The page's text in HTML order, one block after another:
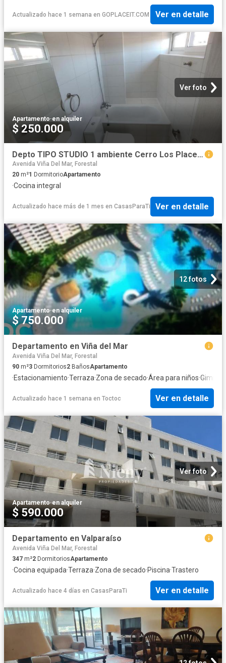
Actualizado hace 1 semana en GOPLACEIT.COM Ver en detalle
Ver foto
Apartamento·en alquiler
$ 250.000
Depto TIPO STUDIO 1 ambiente Cerro Los Placeres
Avenida Viña Del Mar, Forestal
20 m²1 DormitorioApartamento
·Cocina integral
Actualizado hace más de 1 mes en CasasParaTi Ver en detalle
12 fotos
Apartamento·en alquiler
$ 750.000
Departamento en Viña del Mar
Avenida Viña Del Mar, Forestal
90 m²3 Dormitorios2 BañosApartamento
·Estacionamiento·Terraza·Zona de secado·Área para niños·
Actualizado hace 1 semana en Toctoc Ver en detalle
Ver foto
Apartamento·en alquiler
$ 590.000
Departamento en Valparaíso
Avenida Viña Del Mar, Forestal
347 m²2 DormitoriosApartamento
·Cocina equipada·Terraza·Zona de secado·Piscina·Trastero
Actualizado hace 4 días en CasasParaTi Ver en detalle